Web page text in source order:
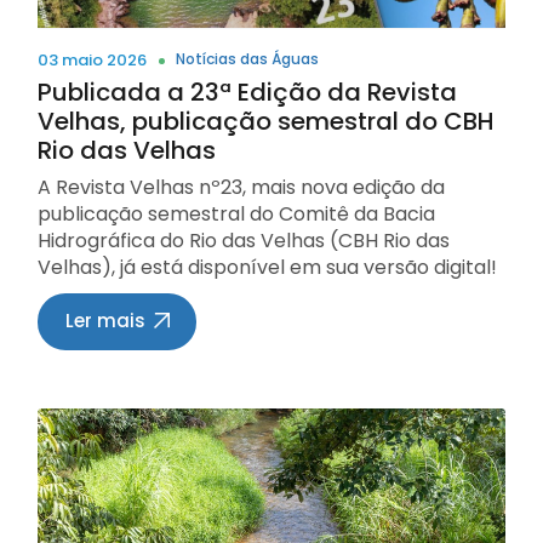
duas horas. 🔗 Acompanhe, participe e fortaleça
https://meioambiente.mg.gov.br/w/participe-
das-lives-sobre-o-sinisa-2026 Qui, 30 abr 2026
03 maio 2026 Notícias das Águas
Publicada a 23ª Edição da Revista
Velhas, publicação semestral do CBH
Rio das Velhas
A Revista Velhas nº23, mais nova edição da
publicação semestral do Comitê da Bacia
Hidrográfica do Rio das Velhas (CBH Rio das
Velhas), já está disponível em sua versão digital!
A palavra de ordem da vez é ‘preservação’. Em
um tempo em que os sinais da crise climática se
tornam cada vez mais evidentes, preservar
construir. É planejar, investir, transformar
realidades e, sobretudo, imaginar futuros
possíveis para o nosso rio Veja os destaques: A
bacia do Rio das Velhas entra em uma nova fase.
Com a aprovação do Enquadramento dos
Ler mais